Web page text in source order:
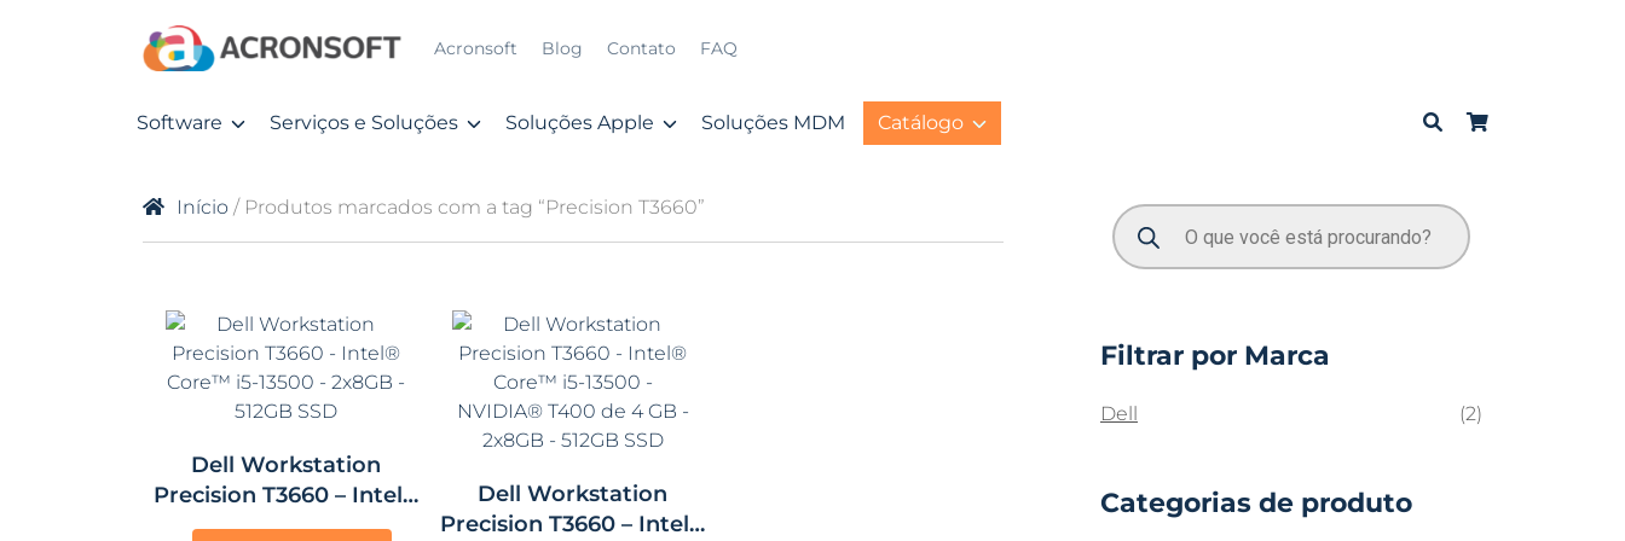
Acronsoft Blog Contato FAQ
Software Serviços e Soluções Soluções Apple Soluções MDM Catálogo
Início / Produtos marcados com a tag “Precision T3660”
Dell Workstation
Precision T3660 – Intel®
Core™ i5-13500 – 2x8GB –
Dell Workstation
Precision T3660 – Intel®
Filtrar por Marca
Dell (2)
Categorias de produto